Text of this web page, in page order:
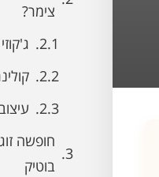
צימר?
חופשה
בוטיק